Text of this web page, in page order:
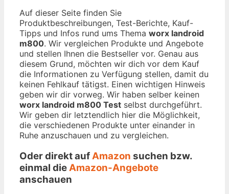
Auf dieser Seite finden Sie
Produktbeschreibungen, Test-Berichte, Kauf-
Tipps und Infos rund ums Thema worx landroid
m800. Wir vergleichen Produkte und Angebote
und stellen Ihnen die Bestseller vor. Genau aus
diesem Grund, möchten wir dich vor dem Kauf
die Informationen zu Verfügung stellen, damit du
keinen Fehlkauf tätigst. Einen wichtigen Hinweis
geben wir dir vorweg. Wir haben selber keinen
worx landroid m800 Test selbst durchgeführt.
Wir geben dir letztendlich hier die Möglichkeit,
die verschiedenen Produkte unter einander in
Ruhe anzuschauen und zu vergleichen.
Oder direkt aufAmazon suchen bzw.
einmal dieAmazon-Angebote
anschauen